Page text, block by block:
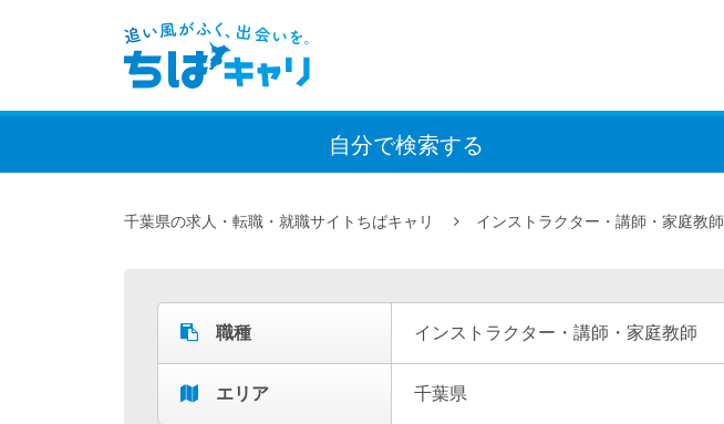
自分で検索する
千葉県の求人・転職・就職サイトちばキャリ インストラクター・講師・家庭教師
職種 インストラクター・講師・家庭教師
エリア 千葉県